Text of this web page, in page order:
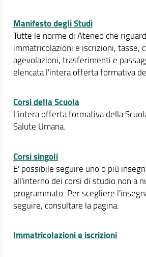
Manifesto degli Studi
Tutte le norme di Ateneo che
immatricolazioni e iscrizioni, tasse,
agevolazioni, trasferimenti e
elencata l'intera offerta formativa
Corsi della Scuola
L'intera offerta formativa della
Salute Umana.
Corsi singoli
E' possibile seguire uno o più
all'interno dei corsi di studio non a
programmato. Per scegliere
seguire, consultare la pagina.
Immatricolazioni e iscrizioni